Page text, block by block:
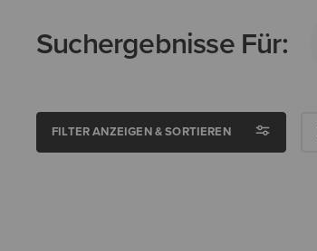
Suchergebnisse Für:
FILTER ANZEIGEN & SORTIEREN